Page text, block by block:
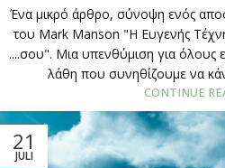
Ένα μικρό άρθρο, σύνοψη ενός
του Mark Manson "Η Ευγενής
....σου". Μια υπενθύμιση για όλους
λάθη που συνηθίζουμε να
CONTINUE
21
JULI